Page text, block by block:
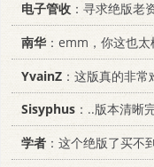
电子管收 ：寻求绝版老
南华：emm，你这也太
YvainZ ：这版真的非
Sisyphus ：..版本清晰完
学者 ：这个绝版了买不